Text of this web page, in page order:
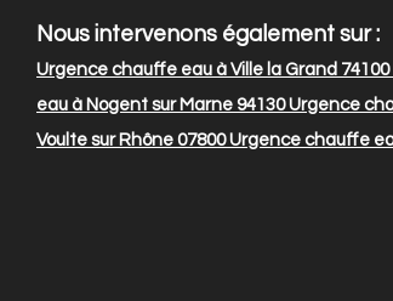
Nous intervenons également sur :
Urgence chauffe eau à Ville la Grand 74100
eau à Nogent sur Marne 94130Urgence
Voulte sur Rhône 07800Urgence chauffe